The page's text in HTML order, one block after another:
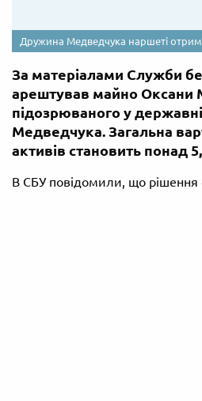
Дружина Медведчука наршеті
За матеріалами Служби
арештував майно Оксани
підозрюваного у
Медведчука. Загальна
активів становить понад
В СБУ повідомили, що рішення